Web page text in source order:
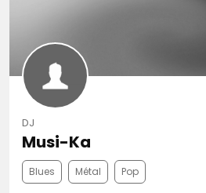
DJ
Musi-Ka
Blues Métal Pop